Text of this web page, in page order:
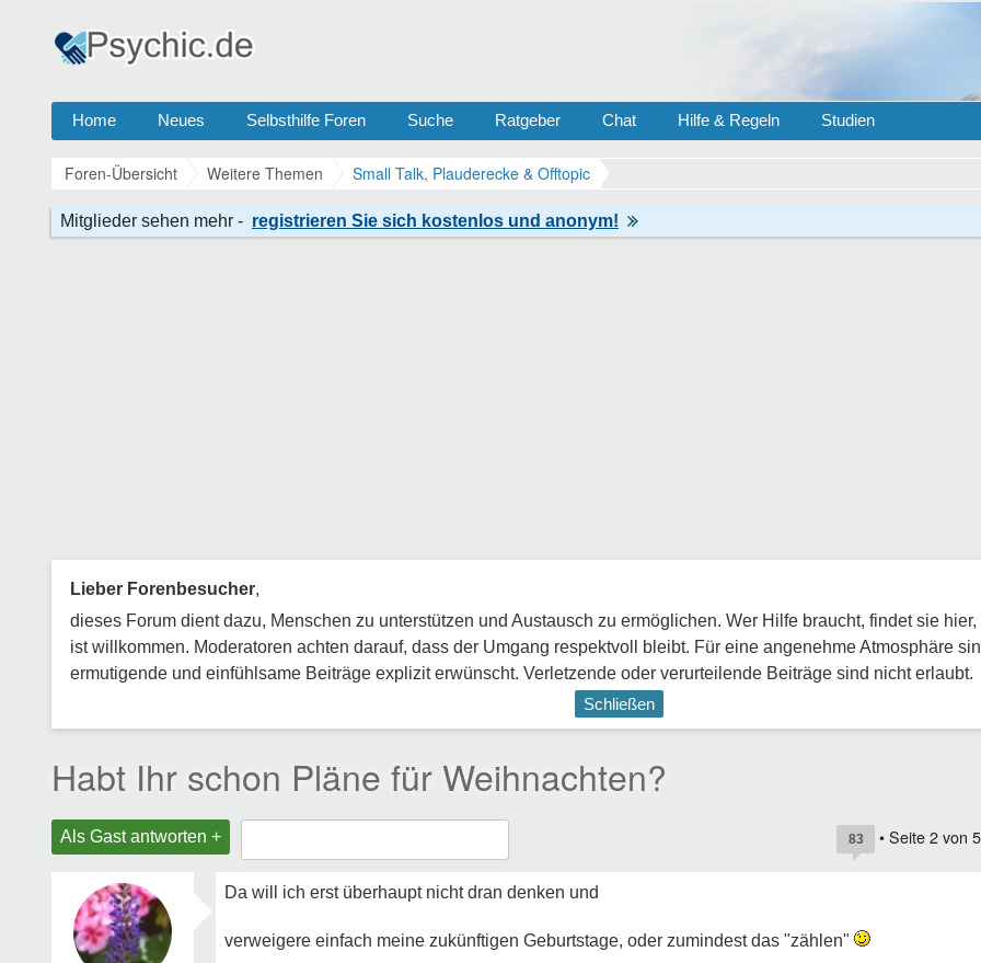
Home Neues Selbsthilfe Foren Suche Ratgeber Chat Hilfe & Regeln Studien
Foren-Übersicht Weitere Themen Small Talk, Plauderecke & Offtopic
Lieber Forenbesucher,
dieses Forum dient dazu, Menschen zu unterstützen und Austausch zu ermöglichen. Wer Hilfe braucht, findet sie
ist willkommen. Moderatoren achten darauf, dass der Umgang respektvoll bleibt. Für eine angenehme Atmosphäre
ermutigende und einfühlsame Beiträge explizit erwünscht. Verletzende oder verurteilende Beiträge sind nicht erlaubt.
Schließen
Habt Ihr schon Pläne für Weihnachten?
Als Gast antworten + 83 • Seite 2 von 5
Da will ich erst überhaupt nicht dran denken und
verweigere einfach meine zukünftigen Geburtstage, oder zumindest das "zählen"